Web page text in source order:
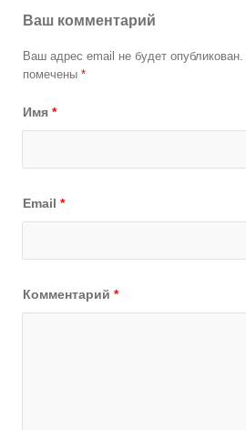
Ваш комментарий
Ваш адрес email не будет опубликован.
помечены *
Имя *
Email *
Комментарий *